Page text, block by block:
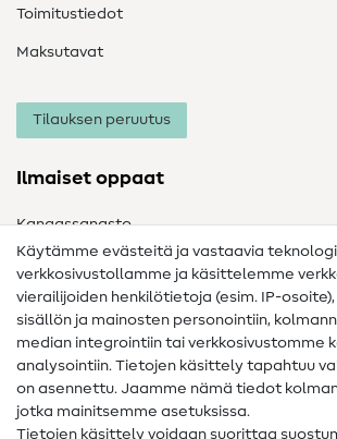
Toimitustiedot
Maksutavat
Tilauksen peruutus
Ilmaiset oppaat
Kangassanasto
Ompelusanasto
Ompeluohjeet
Apua ja yhteystiedot
Yhteystiedot
Tietoa omistajanvaihdoksesta
Käytämme evästeitä ja vastaavia
verkkosivustollamme ja käsittelemme
vierailijoiden henkilötietoja (esim. IP-osoite),
sisällön ja mainosten personointiin,
median integrointiin tai verkkosivustomme
analysointiin. Tietojen käsittely tapahtuu
on asennettu. Jaamme nämä tiedot
jotka mainitsemme asetuksissa.
Tietojen käsittely voidaan suorittaa